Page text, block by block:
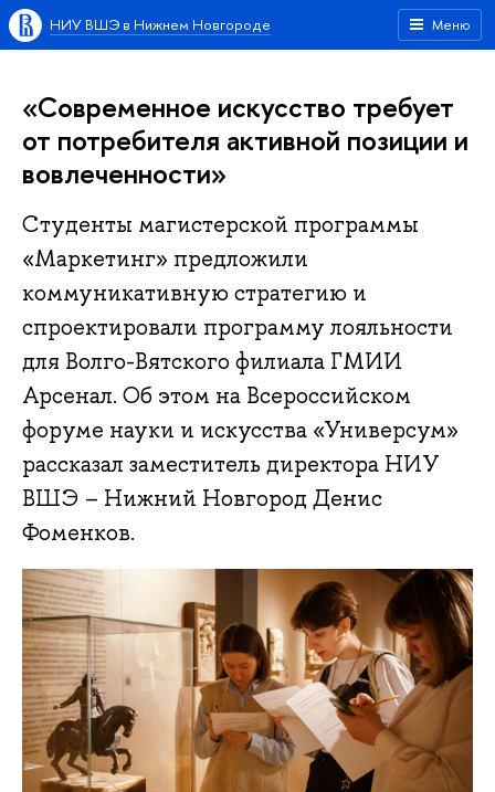
Меню
НИУ ВШЭ в Нижнем Новгороде
«Современное искусство требует
от потребителя активной позиции и
вовлеченности»
Студенты магистерской программы
«Маркетинг» предложили
коммуникативную стратегию и
спроектировали программу лояльности
для Волго-Вятского филиала ГМИИ
Арсенал. Об этом на Всероссийском
форуме науки и искусства «Универсум»
рассказал заместитель директора НИУ
ВШЭ – Нижний Новгород Денис
Фоменков.